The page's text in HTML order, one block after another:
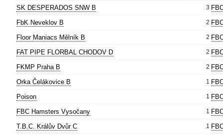
SK DESPERADOS SNW B 3
FbK Neveklov B
2
Floor Maniacs Mělník B
2
FAT PIPE FLORBAL CHODOV D
2
FKMP Praha B
2
Orka Čelákovice B
1
Poison
1
FBC Hamsters Vysočany
1
T.B.C. Králův Dvůr C
1